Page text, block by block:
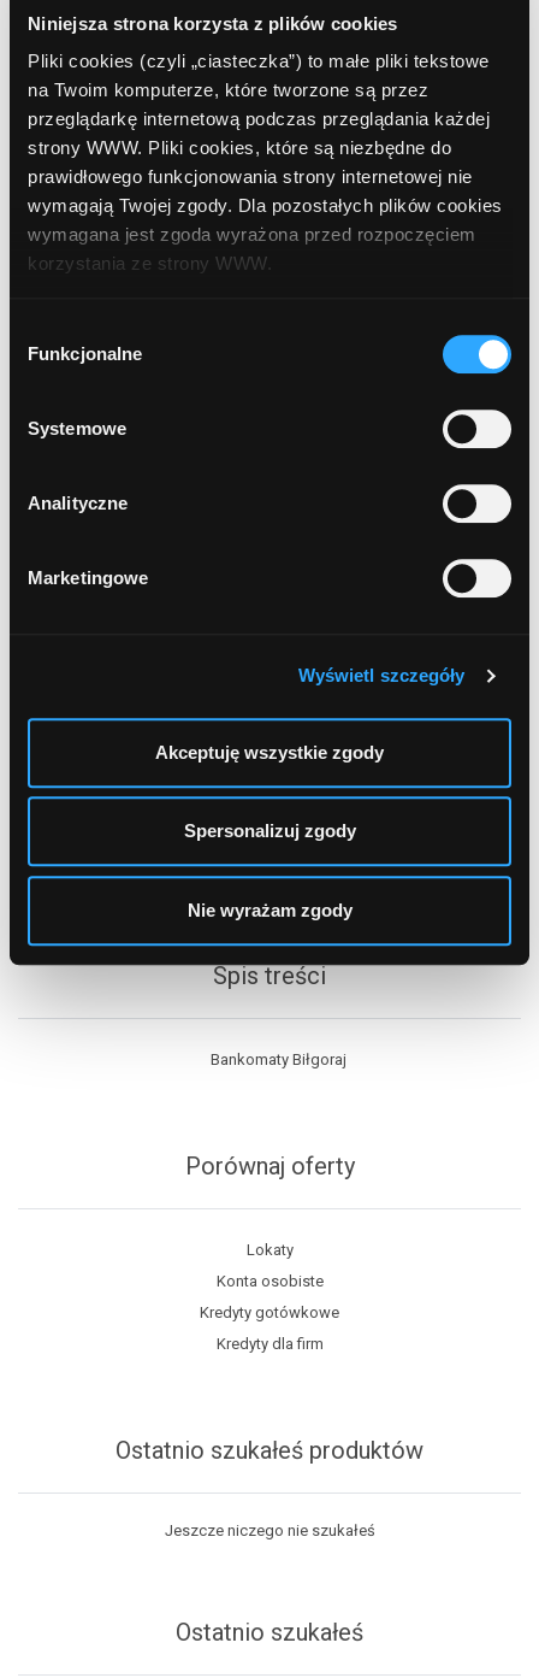
Niniejsza strona korzysta z plików cookies
Pliki cookies (czyli „ciasteczka”) to małe pliki tekstowe
na Twoim komputerze, które tworzone są przez
przeglądarkę internetową podczas przeglądania każdej
strony WWW. Pliki cookies, które są niezbędne do
prawidłowego funkcjonowania strony internetowej nie
wymagają Twojej zgody. Dla pozostałych plików cookies
wymagana jest zgoda wyrażona przed rozpoczęciem
korzystania ze strony WWW.
formy korzystania z plików cookies. Więcej:
Polityka
zgody
Funkcjonalne
Systemowe
Analityczne
Marketingowe
Wyświetl szczegóły
Akceptuję wszystkie zgody
Spersonalizuj zgody
Nie wyrażam zgody
Spis treści
Bankomaty Biłgoraj
Porównaj oferty
Lokaty
Konta osobiste
Kredyty gotówkowe
Kredyty dla firm
Ostatnio szukałeś produktów
Jeszcze niczego nie szukałeś
Ostatnio szukałeś
10
Bank Zachodni WBK, Biłgoraj, Bankowa 2a
11
BGŻ BNP Paribas, Biłgoraj, Kościuszki 86
Agricole Bank Polska)
13
Bank Polskiej Spółdzielczości